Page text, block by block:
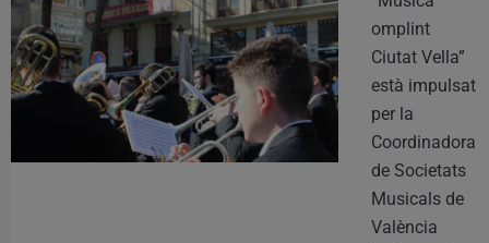
omplint
Ciutat Vella”
està impulsat
per la
Coordinadora
de Societats
Musicals de
València